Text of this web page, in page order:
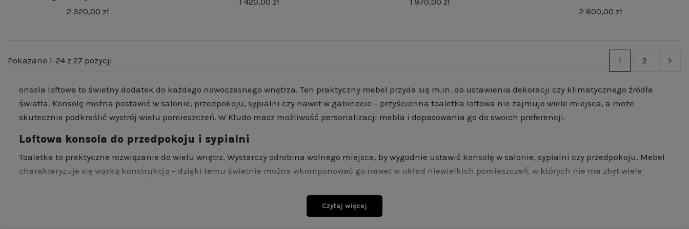
2 320,00 zł 2 600,00 zł
Pokazano 1-24 z 27 pozycji 1 2
onsola loftowa to świetny dodatek do każdego nowoczesnego wnętrza. Ten praktyczny mebel przyda się m.in. do ustawienia dekoracji czy klimatycznego źródła
światła. Konsolę można postawić w salonie, przedpokoju, sypialni czy nawet w gabinecie – przyścienna toaletka loftowa nie zajmuje wiele miejsca, a może
skutecznie podkreślić wystrój wielu pomieszczeń. W Kludo masz możliwość personalizacji mebla i dopasowania go do swoich preferencji.
Loftowa konsola do przedpokoju i sypialni
Toaletka to praktyczne rozwiązanie do wielu wnętrz. Wystarczy odrobina wolnego miejsca, by wygodnie ustawić konsolę w salonie, sypialni czy przedpokoju. Mebel
charakteryzuje się wąską konstrukcją – dzięki temu świetnie można wkomponować go nawet w układ niewielkich pomieszczeń, w których nie ma zbyt wiele
Konsola loftowa do przedpokoju może być ustawiona np. blisko drzwi wejściowych – takie ułożenie pozwala docenić nie tylko jej estetykę, lecz także praktyczność.
Czytaj więcej